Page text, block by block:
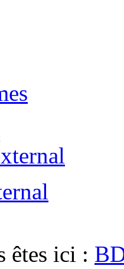
êtes ici :